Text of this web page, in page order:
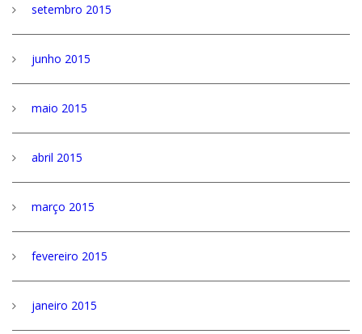
setembro 2015
junho 2015
maio 2015
abril 2015
março 2015
fevereiro 2015
janeiro 2015